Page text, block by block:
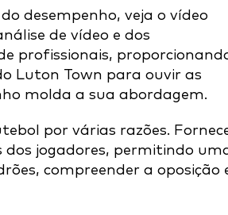
desempenho, veja o vídeo
de vídeo e dos
profissionais,
Luton Town para ouvir as
molda a sua abordagem.
por várias razões.
jogadores, permitindo
compreender a oposição